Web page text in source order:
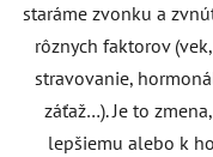
staráme zvonku a
rôznych faktorov
stravovanie,
záťaž…). Je to
lepšiemu alebo k